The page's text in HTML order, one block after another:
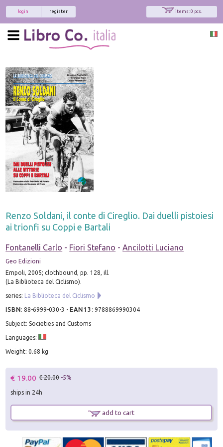
items: 0 pcs.
register
login
Renzo Soldani, il conte di Cireglio. Dai duelli pistoiesi
ai trionfi su Coppi e Bartali
Fontanelli Carlo - Fiori Stefano -Ancilotti Luciano
Geo Edizioni
Empoli, 2005; clothbound, pp. 128, ill.
(La Biblioteca del Ciclismo).
series: La Biblioteca del Ciclismo
ISBN:88-6999-030-3 - EAN13 :9788869990304
Subject: Societies and Customs
Languages:
Weight: 0.68 kg
€ 19.00 € 20.00 -5%
ships in 24h
add to cart